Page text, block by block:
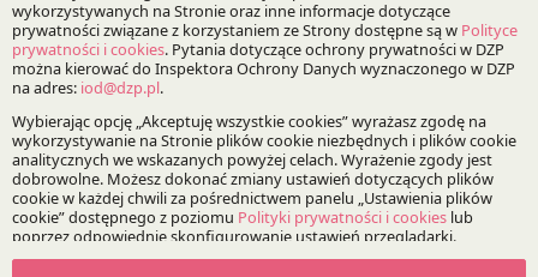
Bądź na bieżąco z DZP
Zapisz